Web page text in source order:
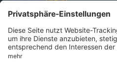
Bohle AG 2026